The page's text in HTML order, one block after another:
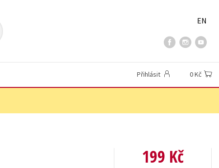
EN
Přihlásit 0 Kč
199 Kč